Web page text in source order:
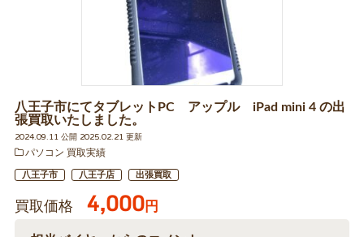
八王子市にてタブレットPC アップル iPad mini 4 の出
張買取いたしました。
2024.09.11 公開 2025.02.21 更新
パソコン 買取実績
八王子市 八王子店 出張買取
買取価格 4,000円